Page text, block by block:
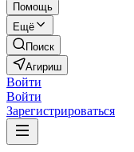
Помощь
Ещё
Поиск
Агириш
Войти
Войти
Зарегистрироваться